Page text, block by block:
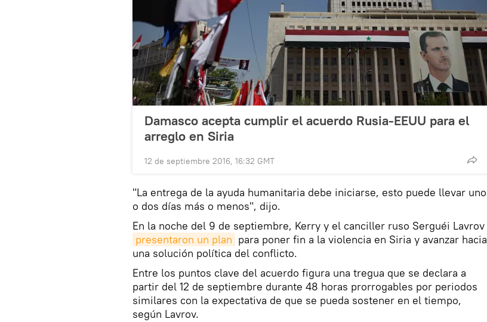
Damasco acepta cumplir el acuerdo Rusia-EEUU para el
arreglo en Siria
12 de septiembre 2016, 16:32 GMT
"La entrega de la ayuda humanitaria debe iniciarse, esto puede llevar uno
o dos días más o menos", dijo.
En la noche del 9 de septiembre, Kerry y el canciller ruso Serguéi Lavrov
presentaron un plan para poner fin a la violencia en Siria y avanzar hacia
una solución política del conflicto.
Entre los puntos clave del acuerdo figura una tregua que se declara a
partir del 12 de septiembre durante 48 horas prorrogables por periodos
similares con la expectativa de que se pueda sostener en el tiempo,
según Lavrov.